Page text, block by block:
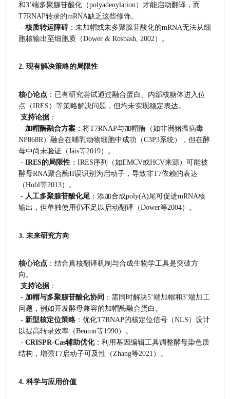
和3’端多聚腺苷酸化（polyadenylation）才能启动翻译，而
T7RNAP转录的mRNA缺乏这些修饰。
- 核质转运障碍：未加帽或未多聚腺苷酸化的mRNA无法从细
胞核输出至细胞质（Dower & Rosbash, 2002）。
2. 现有解决策略的局限性
核心论点 ：已有研究尝试通过融合蛋白、内部核糖体进入位
点（IRES）等策略解决问题，但均未实现稳定表达。
支持论据：
- 加帽酶融合方案 ：将T7RNAP与加帽酶（如非洲猪瘟病毒
NP868R）融合在哺乳动物细胞中成功（C3P3系统），但在酵
母中尚未验证（Jäis等2019）。
- IRES的局限性 ：IRES序列（如EMCV或HCV来源）可能被
酵母RNA聚合酶II误识别为启动子，导致非T7依赖的表达
（Hobl等2013）。
- 人工多聚腺苷酸化尾 ：添加合成poly(A)尾可促进mRNA核
输出，但单独使用仍不足以启动翻译（Dower等2004）。
3. 未来研究方向
核心论点 ：结合真核翻译机制与合成生物学工具是突破方
向。
支持论据：
- 加帽与多聚腺苷酸化协同 ：需同时解决5’端加帽和3’端加工
问题，例如开发酵母兼容的加帽酶融合蛋白。
- 新型核定位策略 ：优化T7RNAP的核定位信号（NLS）设计
以提高转录效率（Benton等1990）。
- CRISPR-Cas辅助优化：利用基因编辑工具调整酵母染色质
结构，增强T7启动子可及性（Zhang等2021）。
4. 科学与应用价值